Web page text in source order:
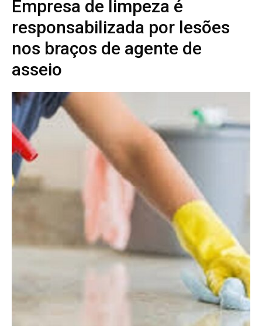
Empresa de limpeza é
responsabilizada por lesões
nos braços de agente de
asseio